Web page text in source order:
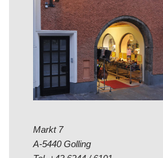
Markt 7
A-5440 Golling